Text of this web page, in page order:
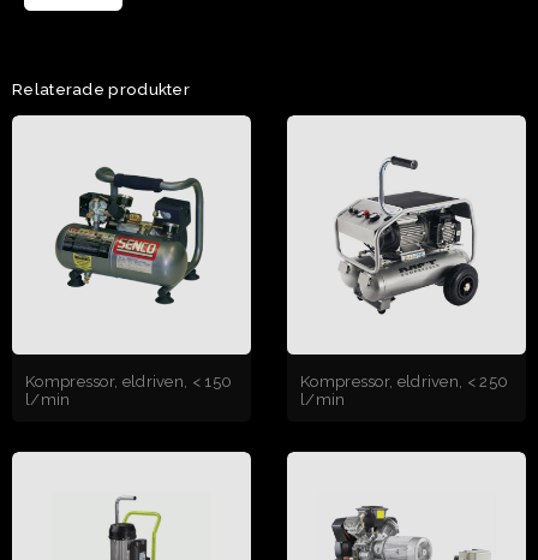
Relaterade produkter
Kompressor, eldriven, < 150
l/min
Kompressor, eldriven, < 250
l/min